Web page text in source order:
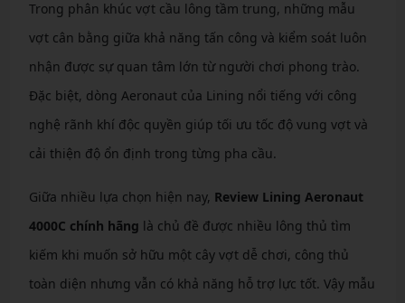
Trong phân khúc vợt cầu lông tầm trung, những mẫu
vợt cân bằng giữa khả năng tấn công và kiểm soát luôn
nhận được sự quan tâm lớn từ người chơi phong trào.
Đặc biệt, dòng Aeronaut của Lining nổi tiếng với công
nghệ rãnh khí độc quyền giúp tối ưu tốc độ vung vợt và
cải thiện độ ổn định trong từng pha cầu.
Giữa nhiều lựa chọn hiện nay, Review Lining Aeronaut
4000C chính hãng là chủ đề được nhiều lông thủ tìm
kiếm khi muốn sở hữu một cây vợt dễ chơi, công thủ
toàn diện nhưng vẫn có khả năng hỗ trợ lực tốt. Vậy mẫu